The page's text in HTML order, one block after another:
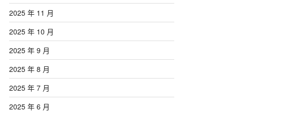
2025 年 11 月
2025 年 10 月
2025 年 9 月
2025 年 8 月
2025 年 7 月
2025 年 6 月